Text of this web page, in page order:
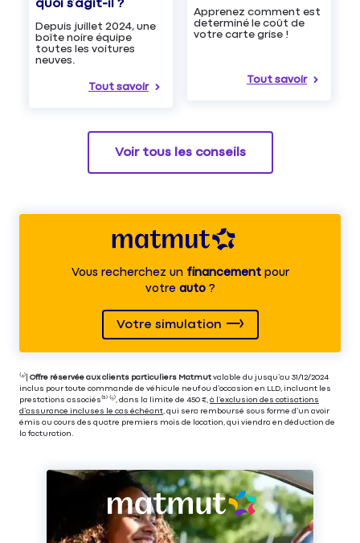
quoi s’agit-il ?
Depuis juillet 2024, une
boîte noire équipe
toutes les voitures
neuves.
Tout savoir
Apprenez comment est
determiné le coût de
votre carte grise !
Tout savoir
Voir tous les conseils
Vous recherchez unfinancementpour
votre auto?
Votre simulation
⁽⁴⁾| Offre réservée aux clients particuliers Matmut valable du jusqu’au 31/12/2024
inclus pour toute commande de véhicule neuf ou d’occasion en LLD, incluant les
prestations associés⁽³⁾ ⁽⁵⁾, dans la limite de 450 €, à l’exclusion des cotisations
d’assurance incluses le cas échéant , qui sera remboursé sous forme d’un avoir
émis au cours des quatre premiers mois de location, qui viendra en déduction de
la facturation.